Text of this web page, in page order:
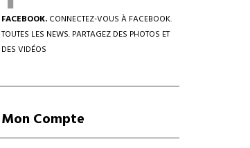
FACEBOOK.CONNECTEZ-VOUS À FACEBOOK.
TOUTES LES NEWS. PARTAGEZ DES PHOTOS ET
DES VIDÉOS
Mon Compte